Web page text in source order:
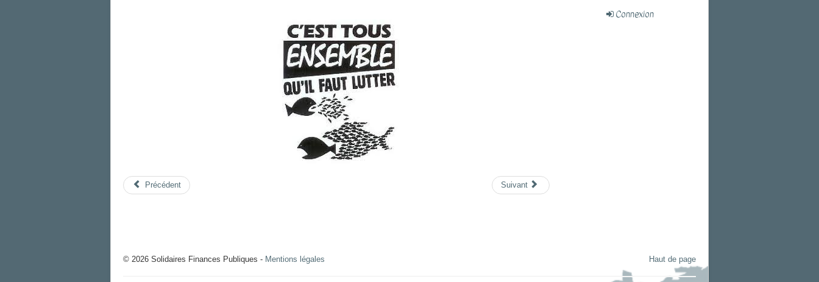
Précédent Suivant
Connexion
Haut de page
© 2026 Solidaires Finances Publiques - Mentions légales